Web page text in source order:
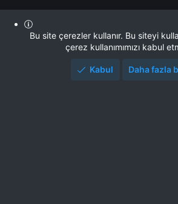
Bu site çerezler kullanır. Bu siteyi
çerez kullanımımızı kabul
Kabul Daha fazla